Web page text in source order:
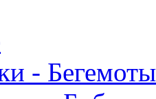
- Бегемоты